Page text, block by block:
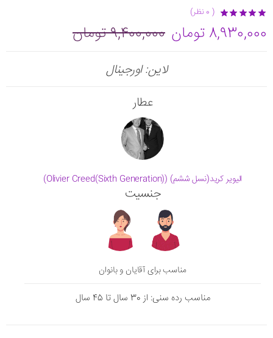
( 0 نظر)
8,930,000 تومان 9,400,000 تومان
لاین: اورجینال
عطار
الیویر کرید(نسل ششم) (Olivier Creed(Sixth Generation))
جنسیت
مناسب برای آقایان و بانوان
مناسب رده سنی: از 30 سال تا 45 سال